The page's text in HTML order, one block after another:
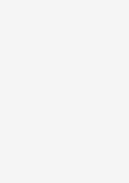
is external)